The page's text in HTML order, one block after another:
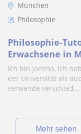
München
Philosophie
Philosophie-
Erwachsene in
philosophische
verstehen.
Ich bin Joelma, Ich
der Universität als
verwende verschied...
Mehr sehen